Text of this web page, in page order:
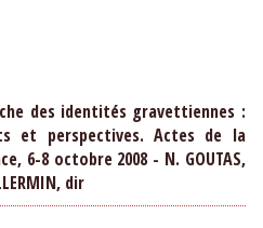
des identités gravettiennes :
et perspectives. Actes de la
6-8 octobre 2008 - N. GOUTAS,
dir